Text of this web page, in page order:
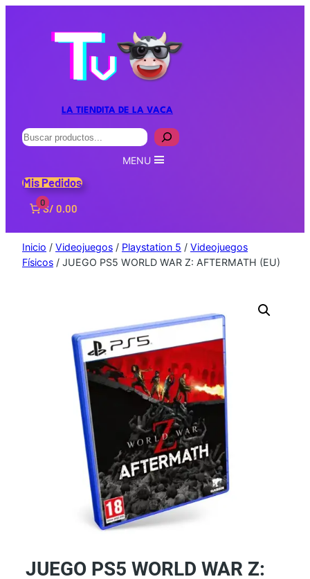
LA TIENDITA DE LA VACA
Buscar
MENU
Mis Pedidos
0
S/ 0.00
Inicio / Videojuegos / Playstation 5 / Videojuegos
Físicos / JUEGO PS5 WORLD WAR Z: AFTERMATH (EU)
JUEGO PS5 WORLD WAR Z: